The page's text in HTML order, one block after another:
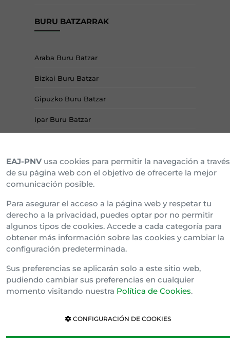
BURU BATZARRAK
Araba Buru Batzar
Bizkai Buru Batzar
Gipuzko Buru Batzar
Ipar Buru Batzar
Cláusula de Confidencialidad
Canal Interno de Información
EAJ-PNV usa cookies para permitir la navegación a través
de su página web con el objetivo de ofrecerte la mejor
comunicación posible.
Para asegurar el acceso a la página web y respetar tu
derecho a la privacidad, puedes optar por no permitir
algunos tipos de cookies. Accede a cada categoría para
obtener más información sobre las cookies y cambiar la
configuración predeterminada.
Sus preferencias se aplicarán solo a este sitio web,
pudiendo cambiar sus preferencias en cualquier
momento visitando nuestra Política de Cookies.
CONFIGURACIÓN DE COOKIES